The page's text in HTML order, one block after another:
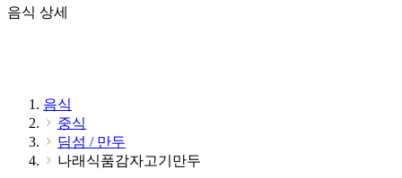
음식 상세
음식
중식
딤섬 / 만두
나래식품감자고기만두